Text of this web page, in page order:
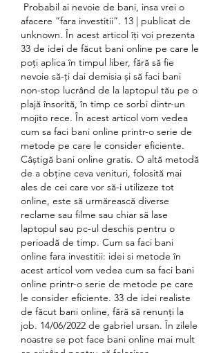
afacere “fara investitii”. 13 | publicat de
unknown. În acest articol îți voi prezenta
33 de idei de făcut bani online pe care le
poți aplica în timpul liber, fără să fie
nevoie să-ți dai demisia și să faci bani
non-stop lucrând de la laptopul tău pe o
plajă însorită, în timp ce sorbi dintr-un
mojito rece. În acest articol vom vedea
cum sa faci bani online printr-o serie de
metode pe care le consider eficiente.
Câștigă bani online gratis. O altă metodă
de a obține ceva venituri, folosită mai
ales de cei care vor să-i utilizeze tot
online, este să urmărească diverse
reclame sau filme sau chiar să lase
laptopul sau pc-ul deschis pentru o
perioadă de timp. Cum sa faci bani
online fara investitii: idei si metode în
acest articol vom vedea cum sa faci bani
online printr-o serie de metode pe care
le consider eficiente. 33 de idei realiste
de făcut bani online, fără să renunți la
job. 14/06/2022 de gabriel ursan. În zilele
noastre se pot face bani online mai mult